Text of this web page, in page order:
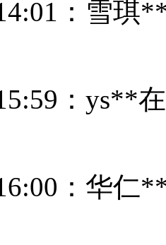
： 雪琪
： ys**
： 华仁